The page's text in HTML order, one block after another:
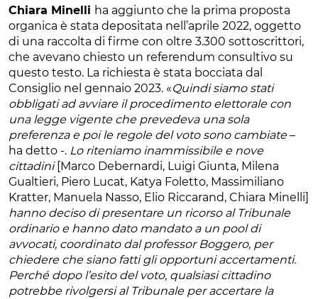
Chiara Minelli ha aggiunto che la prima proposta
organica è stata depositata nell’aprile 2022, oggetto
di una raccolta di firme con oltre 3.300 sottoscrittori,
che avevano chiesto un referendum consultivo su
questo testo. La richiesta è stata bocciata dal
Consiglio nel gennaio 2023. «Quindi siamo stati
obbligati ad avviare il procedimento elettorale con
una legge vigente che prevedeva una sola
preferenza e poi le regole del voto sono cambiate–
ha detto -. Lo riteniamo inammissibile e nove
cittadini [Marco Debernardi, Luigi Giunta, Milena
Gualtieri, Piero Lucat, Katya Foletto, Massimiliano
Kratter, Manuela Nasso, Elio Riccarand, Chiara Minelli]
hanno deciso di presentare un ricorso al Tribunale
ordinario e hanno dato mandato a un pool di
avvocati, coordinato dal professor Boggero, per
chiedere che siano fatti gli opportuni accertamenti.
Perché dopo l’esito del voto, qualsiasi cittadino
potrebbe rivolgersi al Tribunale per accertare la